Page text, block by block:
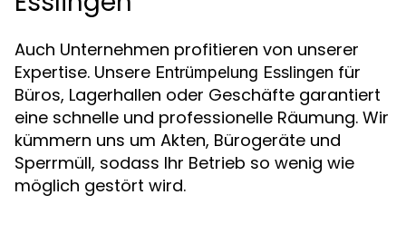
Auch Unternehmen profitieren von unserer
Expertise. Unsere Entrümpelung Esslingen für
Büros, Lagerhallen oder Geschäfte garantiert
eine schnelle und professionelle Räumung. Wir
kümmern uns um Akten, Bürogeräte und
Sperrmüll, sodass Ihr Betrieb so wenig wie
möglich gestört wird.